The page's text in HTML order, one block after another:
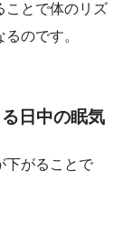
ことで体のリズ
のです。
日中の眠気
下がることで